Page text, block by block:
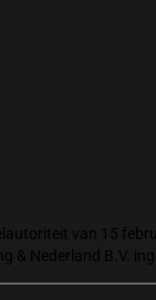
van 15
& Nederland B.V.